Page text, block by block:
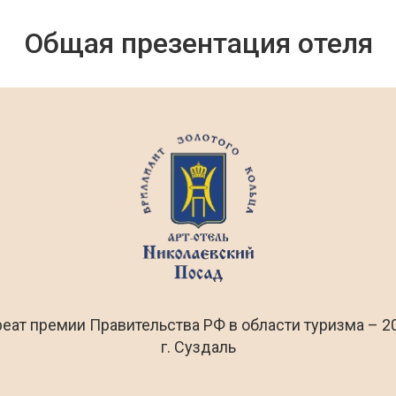
Общая презентация отеля
премии Правительства РФ в области туризма –
г. Суздаль